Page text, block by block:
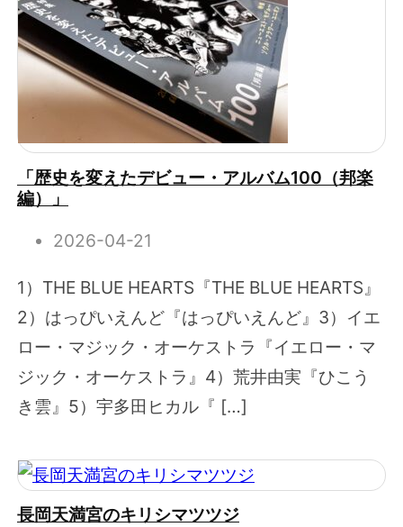
「歴史を変えたデビュー・アルバム100（邦楽
編）」
2026-04-21
1）THE BLUE HEARTS『THE BLUE HEARTS』
2）はっぴいえんど『はっぴいえんど』3）イエ
ロー・マジック・オーケストラ『イエロー・マ
ジック・オーケストラ』4）荒井由実『ひこう
き雲』5）宇多田ヒカル『 […]
長岡天満宮のキリシマツツジ